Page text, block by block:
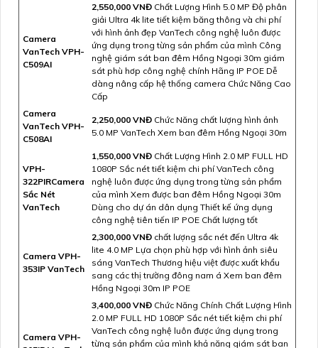
Camera
VanTech VPH-
C509AI
2,550,000 VNĐ Chất Lượng Hình 5.0 MP Độ phân
giải Ultra 4k lite tiết kiệm băng thông và chi phí
với hình ảnh đẹp VanTech công nghệ luôn được
ứng dụng trong từng sản phẩm của mình Công
nghệ giám sát ban đêm Hồng Ngoại 30m giám
sát phù hơp công nghệ chính Hãng IP POE Dễ
dàng nâng cấp hệ thống camera Chức Năng Cao
Cấp
Camera
VanTech VPH-
C508AI
2,250,000 VNĐ Chức Năng chất lượng hình ảnh
5.0 MP VanTech Xem ban đêm Hồng Ngoại 30m
VPH-
322PIRCamera
Sắc Nét
VanTech
1,550,000 VNĐ Chất Lượng Hình 2.0 MP FULL HD
1080P Sắc nét tiết kiệm chi phí VanTech công
nghệ luôn được ứng dụng trong từng sản phẩm
của mình Xem được ban đêm Hồng Ngoại 30m
Dùng cho dự án dân dụng Thiết kế ứng dụng
công nghệ tiên tiến IP POE Chất lượng tốt
Camera VPH-
353IP VanTech
2,300,000 VNĐ chất lượng sắc nét đến Ultra 4k
lite 4.0 MP Lựa chọn phù hợp với hình ảnh siêu
sáng VanTech Thương hiệu việt được xuất khẩu
sang các thị trường đông nam á Xem ban đêm
Hồng Ngoại 30m IP POE
Camera VPH-
3,400,000 VNĐ Chức Năng Chính Chất Lượng Hình
2.0 MP FULL HD 1080P Sắc nét tiết kiệm chi phí
VanTech công nghệ luôn được ứng dụng trong
từng sản phẩm của mình khả năng giám sát ban